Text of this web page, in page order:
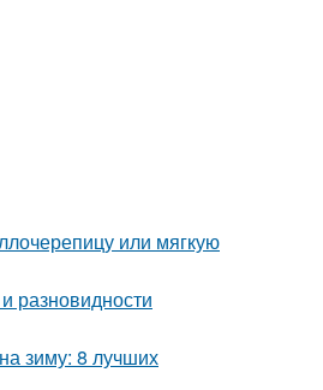
или мягкую
разновидности
зиму: 8 лучших